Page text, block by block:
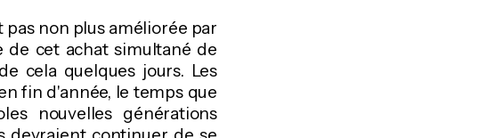
pas non plus améliorée par
de cet achat simultané de
cela quelques jours. Les
fin d'année, le temps que
nouvelles générations